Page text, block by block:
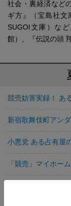
社会・裏経済など
ギ方』（宝島社文
SUGOI文庫）な
館）、『伝説の頭
競売妨害実録！ あ
新宿歌舞伎町アン
小悪党 ある占有屋
「競売」マイホー